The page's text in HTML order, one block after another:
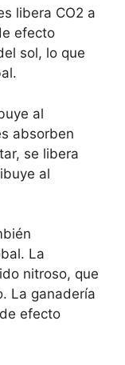
libera CO2 a
efecto
sol, lo que
al
absorben
se libera
al
La
nitroso, que
La ganadería
efecto